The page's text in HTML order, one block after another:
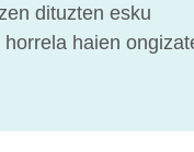
dituzten esku
haien